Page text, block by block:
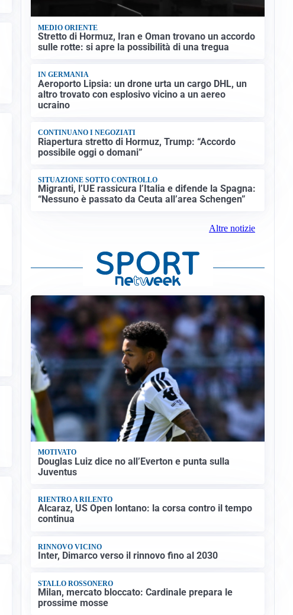
MEDIO ORIENTE
Stretto di Hormuz, Iran e Oman trovano un accordo
sulle rotte: si apre la possibilità di una tregua
IN GERMANIA
Aeroporto Lipsia: un drone urta un cargo DHL, un
altro trovato con esplosivo vicino a un aereo
ucraino
CONTINUANO I NEGOZIATI
Riapertura stretto di Hormuz, Trump: “Accordo
possibile oggi o domani”
SITUAZIONE SOTTO CONTROLLO
Migranti, l’UE rassicura l’Italia e difende la Spagna:
“Nessuno è passato da Ceuta all’area Schengen”
Altre notizie
MOTIVATO
Douglas Luiz dice no all’Everton e punta sulla
Juventus
RIENTRO A RILENTO
Alcaraz, US Open lontano: la corsa contro il tempo
continua
RINNOVO VICINO
Inter, Dimarco verso il rinnovo fino al 2030
STALLO ROSSONERO
Milan, mercato bloccato: Cardinale prepara le
prossime mosse